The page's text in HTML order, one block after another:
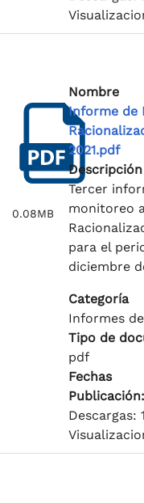
0.08MB
Nombre
Informe de
2021.pdf
Descripción
Tercer
monitoreo
para el
diciembre
Categoría
Informes
Tipo de
pdf
Fechas
Publicación:
Descargas: